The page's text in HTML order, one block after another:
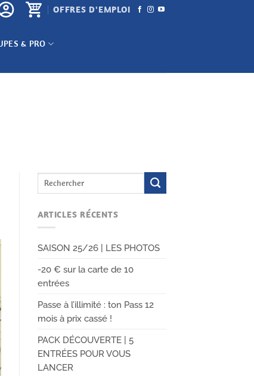
OFFRES D'EMPLOI
& PRO
ARTICLES RÉCENTS
SAISON 25/26 | LES PHOTOS
-20 € sur la carte de 10
entrées
Passe à l’illimité : ton Pass 12
mois à prix cassé !
PACK DÉCOUVERTE | 5
ENTRÉES POUR VOUS
LANCER